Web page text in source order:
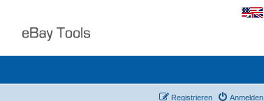
Anmelden
Registrieren